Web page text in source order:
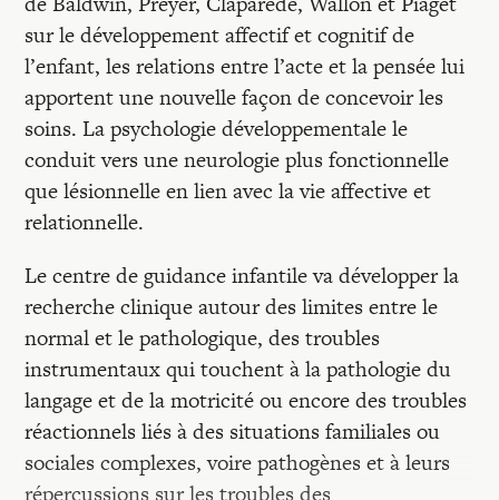
sur le développement affectif et cognitif de
l’enfant, les relations entre l’acte et la pensée lui
apportent une nouvelle façon de concevoir les
soins. La psychologie développementale le
conduit vers une neurologie plus fonctionnelle
que lésionnelle en lien avec la vie affective et
relationnelle.
Le centre de guidance infantile va développer la
recherche clinique autour des limites entre le
normal et le pathologique, des troubles
instrumentaux qui touchent à la pathologie du
langage et de la motricité ou encore des troubles
réactionnels liés à des situations familiales ou
sociales complexes, voire pathogènes et à leurs
répercussions sur les troubles des